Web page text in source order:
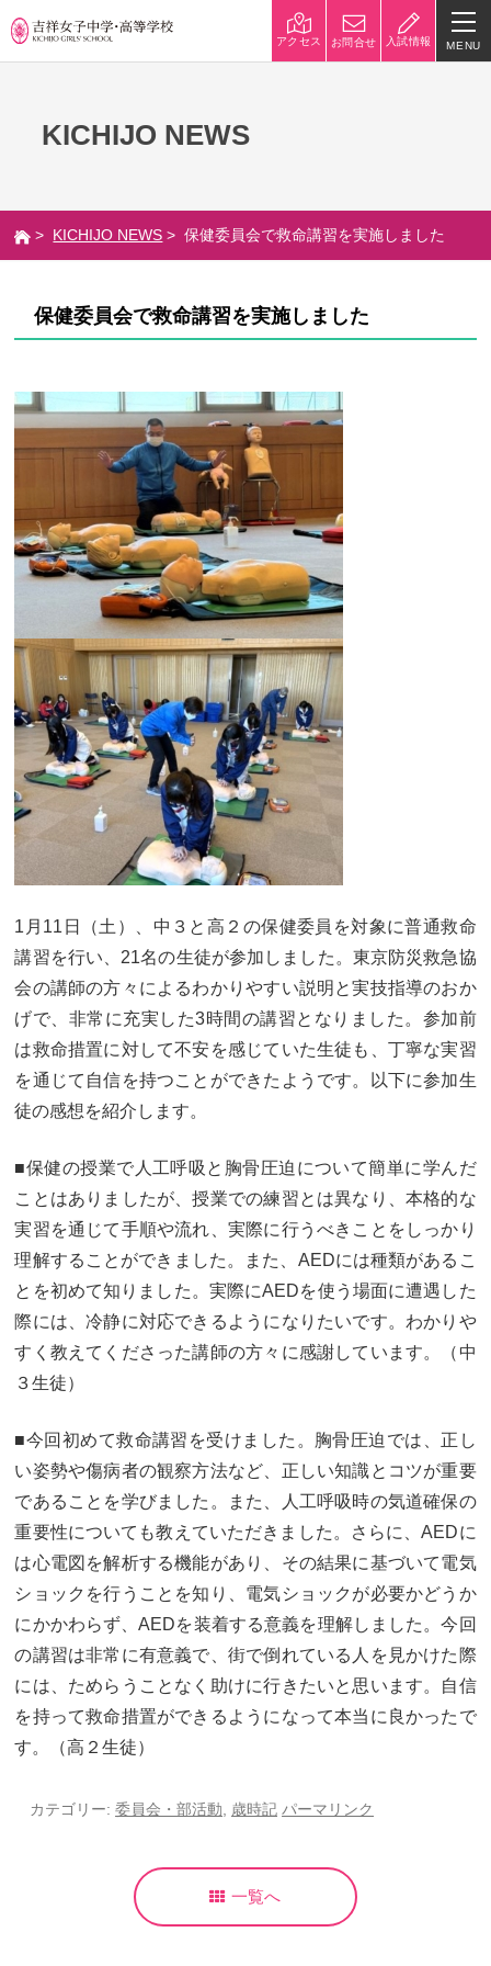
アクセス お問合せ 入試情報 MENU
校長挨拶
八王子キャンパス 学校規模
災害への対策 学校紹介動画
祥美会（保護者の会）・淑美
会（卒業生の会）
サポーターズサイト（寄付金
のお願い）
吉祥での学び
カリキュラム 授業、各教科の取り組み
補習・教養講座・公開講座・
高大連携・講習・勉強合宿
ライフスキルプログラム
芸術教育 課外授業
図書館教育 ICT機器の活用
学校生活
吉祥の一日 年間行事
委員会活動・部活動 学校生活Q&A
生徒居住地・通学時間
大学合格実績 進路プログラム
卒業生のメッセージ 卒業生の活躍
国際交流
1年留学の留学先 本校の姉妹校・友好校
入試関連情報
募集要項 入試結果
保護者の方へ
在校生の方へ
卒業生及び卒業生保護者の方へ
KICHIJO NEWS
アクセス
お問い合わせ 個人情報保護について
KICHIJO NEWS
> KICHIJO NEWS > 保健委員会で救命講習を実施しました
保健委員会で救命講習を実施しました
1月11日（土）、中３と高２の保健委員を対象に普通救命
講習を行い、21名の生徒が参加しました。東京防災救急協
会の講師の方々によるわかりやすい説明と実技指導のおか
げで、非常に充実した3時間の講習となりました。参加前
は救命措置に対して不安を感じていた生徒も、丁寧な実習
を通じて自信を持つことができたようです。以下に参加生
徒の感想を紹介します。
■保健の授業で人工呼吸と胸骨圧迫について簡単に学んだ
ことはありましたが、授業での練習とは異なり、本格的な
実習を通じて手順や流れ、実際に行うべきことをしっかり
理解することができました。また、AEDには種類があるこ
とを初めて知りました。実際にAEDを使う場面に遭遇した
際には、冷静に対応できるようになりたいです。わかりや
すく教えてくださった講師の方々に感謝しています。（中
３生徒）
■今回初めて救命講習を受けました。胸骨圧迫では、正し
い姿勢や傷病者の観察方法など、正しい知識とコツが重要
であることを学びました。また、人工呼吸時の気道確保の
重要性についても教えていただきました。さらに、AEDに
は心電図を解析する機能があり、その結果に基づいて電気
ショックを行うことを知り、電気ショックが必要かどうか
にかかわらず、AEDを装着する意義を理解しました。今回
の講習は非常に有意義で、街で倒れている人を見かけた際
には、ためらうことなく助けに行きたいと思います。自信
を持って救命措置ができるようになって本当に良かったで
す。（高２生徒）
カテゴリー:委員会・部活動, 歳時記 パーマリンク
一覧へ